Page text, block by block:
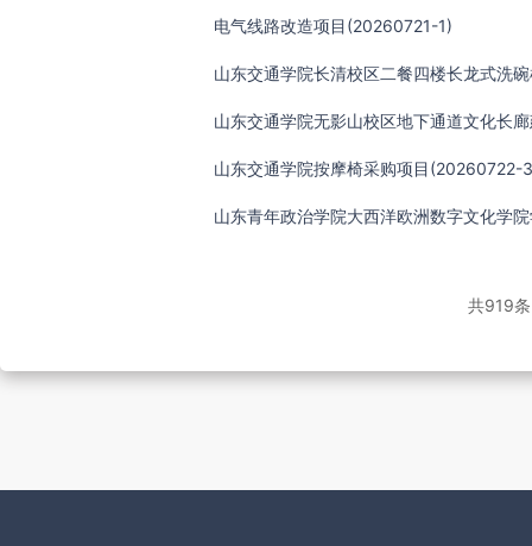
电气线路改造项目(20260721-1)
山东交通学院按摩椅采购项目(20260722-
共919条